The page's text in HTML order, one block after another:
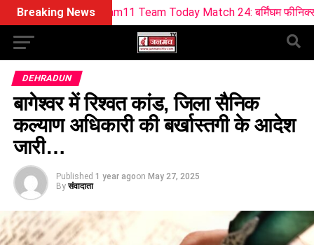
Breaking News
Dream11 Team Today Match 24: बर्मिंघम फीनिक्स vs सनराइजर्स
DEHRADUN
बागेश्वर में रिश्वत कांड, जिला सैनिक
कल्याण अधिकारी की बर्खास्तगी के आदेश
जारी…
Published 1 year agoon May 27, 2025
By संवादाता